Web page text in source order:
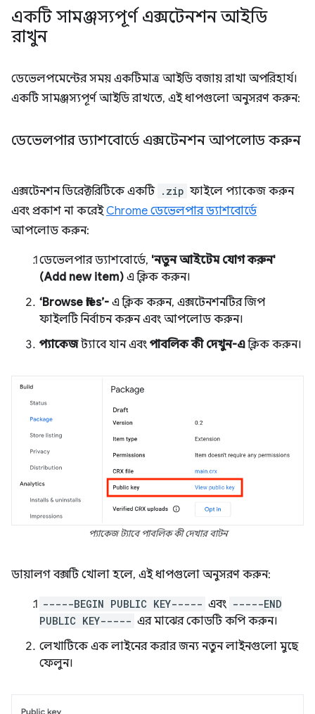
একটি সামঞ্জস্যপূর্ণ এক্সটেনশন আইডি
রাখুন
ডেভেলপমেন্টের সময় একটিমাত্র আইডি বজায় রাখা অপরিহার্য।
একটি সামঞ্জস্যপূর্ণ আইডি রাখতে, এই ধাপগুলো অনুসরণ করুন:
ডেভেলপার ড্যাশবোর্ডে এক্সটেনশন আপলোড করুন
এক্সটেনশন ডিরেক্টরিটিকে একটি .zip ফাইলে প্যাকেজ করুন
এবং প্রকাশ না করেইChrome ডেভেলপার ড্যাশবোর্ডে
আপলোড করুন:
ডেভেলপার ড্যাশবোর্ডে, 'নতুন আইটেম যোগ করুন'
(Add new item) এ ক্লিক করুন।
‘Browse files’- এ ক্লিক করুন, এক্সটেনশনটির জিপ
ফাইলটি নির্বাচন করুন এবং আপলোড করুন।
প্যাকেজট্যাবে যান এবং পাবলিক কী দেখুন-এক্লিক করুন।
প্যাকেজ ট্যাবে পাবলিক কী দেখার বাটন
ডায়ালগ বক্সটি খোলা হলে, এই ধাপগুলো অনুসরণ করুন:
-----BEGIN PUBLIC KEY----- এবং -----END
PUBLIC KEY----- এর মাঝের কোডটি কপি করুন।
লেখাটিকে এক লাইনের করার জন্য নতুন লাইনগুলো মুছে
ফেলুন।